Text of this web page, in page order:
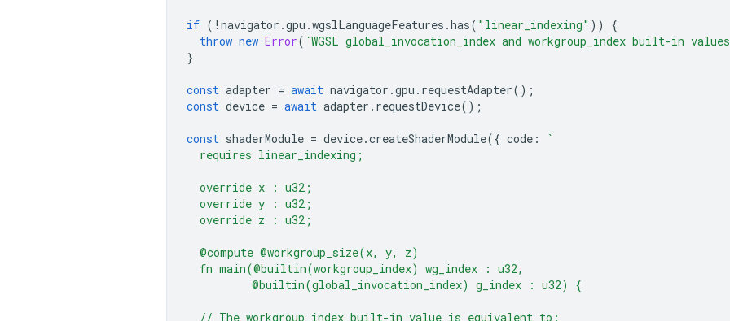
if ( ! navigator .gpu .wgslLanguageFeatures .has( "linear_indexing" ))
{
throw new Error( `WGSL global_invocation_index and workgroup_index built-in
}
const adapter = await navigator .gpu . requestAdapter();
const device = await adapter . requestDevice();
const shaderModule = device.createShaderModule({ code :
`
  requires linear_indexing;
  override x : u32;
  override y : u32;
  override z : u32;
  @compute @workgroup_size(x, y, z)
  fn main(@builtin(workgroup_index) wg_index : u32,
          @builtin(global_invocation_index) g_index : u32) {
  // The workgroup_index built-in value is equivalent to: